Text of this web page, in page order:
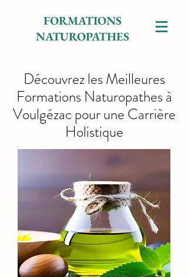
FORMATIONS
NATUROPATHES
Découvrez les Meilleures
Formations Naturopathes à
Voulgézac pour une Carrière
Holistique